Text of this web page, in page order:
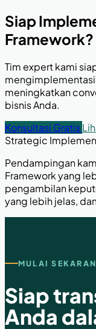
Siap
Framework?
Tim expert kami
meningkatkan
bisnis Anda.
Konsultasi Gratis
Strategic
Pendampingan
Framework yang
pengambilan
yang lebih jelas,
MULAI
Siap
Anda